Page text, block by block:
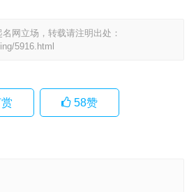
网立场，转载请注明出处：
5916.html
58赞